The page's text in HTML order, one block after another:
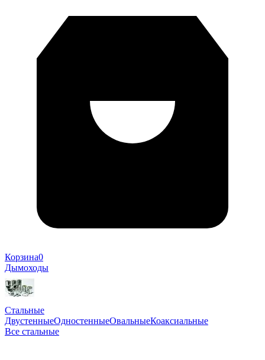
Корзина0
Дымоходы
Стальные
ДвустенныеОдностенныеОвальныеКоаксиальные
Все стальные